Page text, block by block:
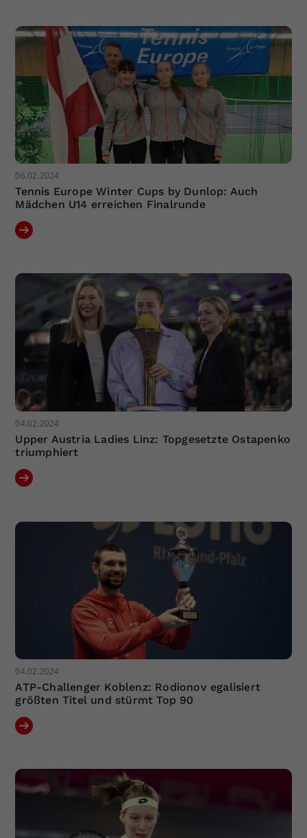
06.02.2024
Tennis Europe Winter Cups by Dunlop: Auch
Mädchen U14 erreichen Finalrunde
04.02.2024
Upper Austria Ladies Linz: Topgesetzte Ostapenko
triumphiert
04.02.2024
ATP-Challenger Koblenz: Rodionov egalisiert
größten Titel und stürmt Top 90
Zweck
Einstellungen. Unter anderem eine
zufällig generierte ID, für die
historische Speicherung Ihrer
vorgenommen Einstellungen, falls der
Webseiten-Betreiber dies eingestellt
hat.